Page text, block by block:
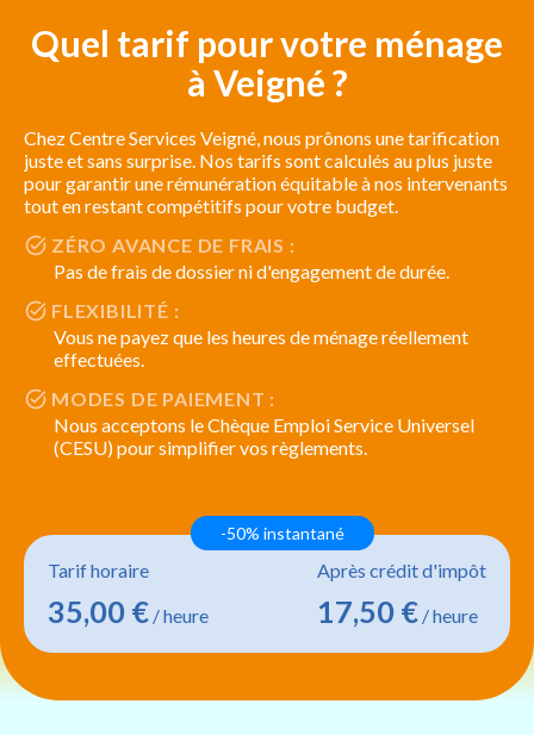
Quel tarif pour votre ménage
à Veigné ?
Chez Centre Services Veigné, nous prônons une tarification
juste et sans surprise. Nos tarifs sont calculés au plus juste
pour garantir une rémunération équitable à nos intervenants
tout en restant compétitifs pour votre budget.
ZÉRO AVANCE DE FRAIS :
Pas de frais de dossier ni d'engagement de durée.
FLEXIBILITÉ :
Vous ne payez que les heures de ménage réellement
effectuées.
MODES DE PAIEMENT :
Nous acceptons le Chèque Emploi Service Universel
(CESU) pour simplifier vos règlements.
Tarif horaire
35,00 € / heure
Après crédit d'impôt
17,50 € / heure
-50% instantané